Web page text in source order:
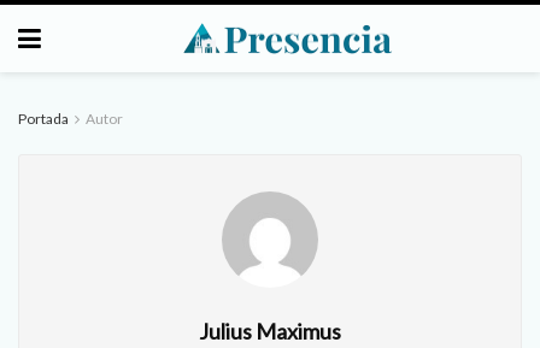
Portada Autor
Julius Maximus